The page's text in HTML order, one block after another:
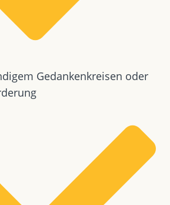
Gedankenkreisen oder